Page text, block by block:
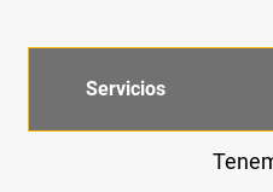
Servicios